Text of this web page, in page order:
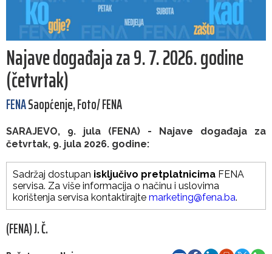
Najave događaja za 9. 7. 2026. godine
(četvrtak)
FENASaopćenje, Foto/ FENA
SARAJEVO, 9. jula (FENA) - Najave događaja za
četvrtak, 9. jula 2026. godine:
Sadržaj dostupan isključivo pretplatnicima FENA
servisa. Za više informacija o načinu i uslovima
korištenja servisa kontaktirajte marketing@fena.ba.
(FENA) J. Č.